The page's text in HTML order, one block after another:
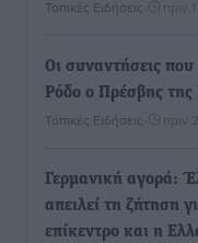
Τοπικές Ειδήσεις πριν
Οι συναντήσεις
Ρόδο ο Πρέσβης της
Τοπικές Ειδήσεις πριν
Γερμανική αγορά:
απειλεί τη ζήτηση
επίκεντρο και η